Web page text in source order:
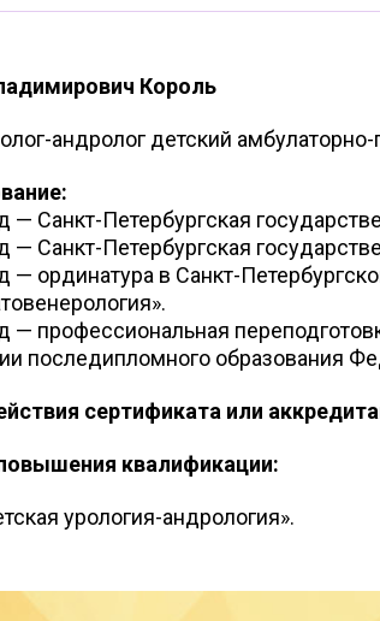
Король
андролог детский
— Санкт-Петербургская
— Санкт-Петербургская
— ординатура в Санкт-
— профессиональная
последипломного образования
сертификата или
квалификации:
урология-андрология».